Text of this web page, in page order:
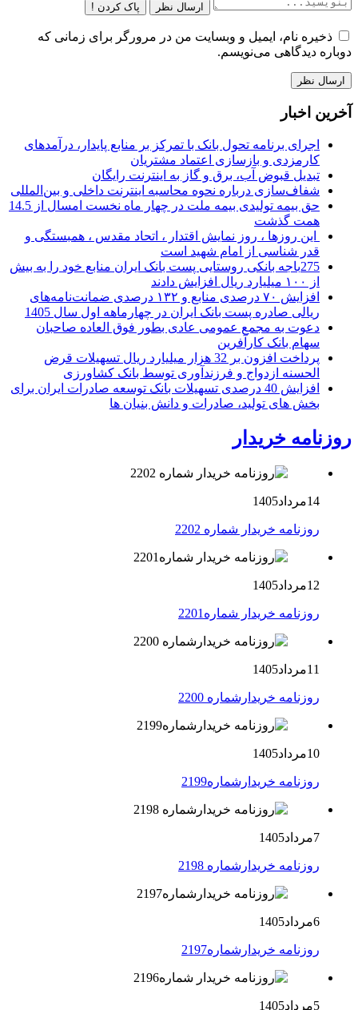
ارسال نظر پاک کردن !
ذخیره نام، ایمیل و وبسایت من در مرورگر برای زمانی که
دوباره دیدگاهی می‌نویسم.
آخرین اخبار
اجرای برنامه تحول بانک با تمرکز بر منابع پایدار، درآمدهای
کارمزدی و بازسازی اعتماد مشتریان
تبدیل قبوض آب، برق و گاز به اینترنت رایگان
شفاف‌سازی درباره نحوه محاسبه اینترنت داخلی و بین‌المللی
حق بیمه تولیدی بیمه ملت در چهار ماه نخست امسال از 14.5
همت گذشت
این روزها ، روز نمایش اقتدار ، اتحاد مقدس ، همبستگی و
قدر شناسی از امام شهید است
275باجه بانکی روستایی پست بانک ایران منابع خود را به بیش
از ۱۰۰ میلیارد ریال افزایش دادند
افزایش ۷۰ درصدی منابع و ۱۳۲ درصدی ضمانت‌نامه‌های
ریالی صادره پست بانک ایران در چهارماهه اول سال 1405
دعوت به مجمع عمومی عادی بطور فوق العاده صاحبان
سهام بانک کارآفرین
پرداخت افزون بر 32 هزار میلیارد ریال تسهیلات قرض
الحسنه ازدواج و فرزندآوری توسط بانک کشاورزی
افزایش 40 درصدی تسهیلات بانک توسعه صادرات ایران برای
بخش های تولید، صادرات و دانش بنیان ها
روزنامه خریدار
14مرداد1405
روزنامه خریدار شماره 2202
12مرداد1405
روزنامه خریدار شماره2201
11مرداد1405
روزنامه خریدارشماره 2200
10مرداد1405
روزنامه خریدارشماره2199
7مرداد1405
روزنامه خریدارشماره 2198
6مرداد1405
روزنامه خریدارشماره2197
5مرداد1405